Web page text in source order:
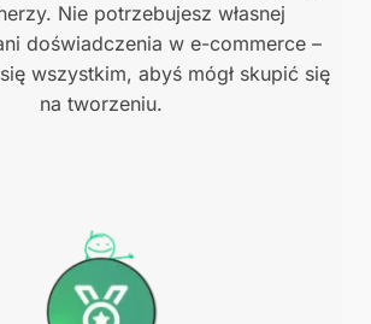
Nie potrzebujesz własnej
doświadczenia w e-commerce –
wszystkim, abyś mógł skupić się
na tworzeniu.